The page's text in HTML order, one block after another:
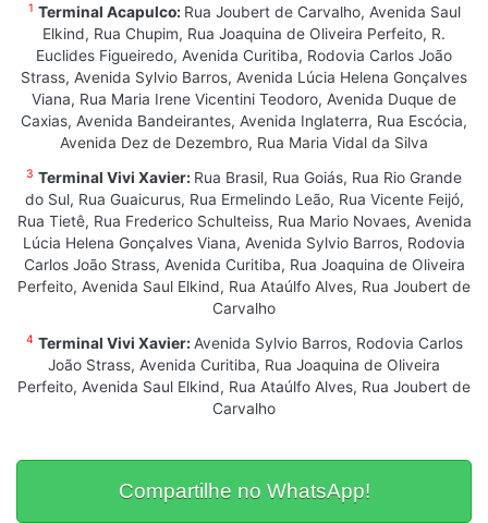
1 Terminal Acapulco: Rua Joubert de Carvalho, Avenida Saul
Elkind, Rua Chupim, Rua Joaquina de Oliveira Perfeito, R.
Euclides Figueiredo, Avenida Curitiba, Rodovia Carlos João
Strass, Avenida Sylvio Barros, Avenida Lúcia Helena Gonçalves
Viana, Rua Maria Irene Vicentini Teodoro, Avenida Duque de
Caxias, Avenida Bandeirantes, Avenida Inglaterra, Rua Escócia,
Avenida Dez de Dezembro, Rua Maria Vidal da Silva
3 Terminal Vivi Xavier: Rua Brasil, Rua Goiás, Rua Rio Grande
do Sul, Rua Guaicurus, Rua Ermelindo Leão, Rua Vicente Feijó,
Rua Tietê, Rua Frederico Schulteiss, Rua Mario Novaes, Avenida
Lúcia Helena Gonçalves Viana, Avenida Sylvio Barros, Rodovia
Carlos João Strass, Avenida Curitiba, Rua Joaquina de Oliveira
Perfeito, Avenida Saul Elkind, Rua Ataúlfo Alves, Rua Joubert de
Carvalho
4 Terminal Vivi Xavier: Avenida Sylvio Barros, Rodovia Carlos
João Strass, Avenida Curitiba, Rua Joaquina de Oliveira
Perfeito, Avenida Saul Elkind, Rua Ataúlfo Alves, Rua Joubert de
Carvalho
Compartilhe no WhatsApp!